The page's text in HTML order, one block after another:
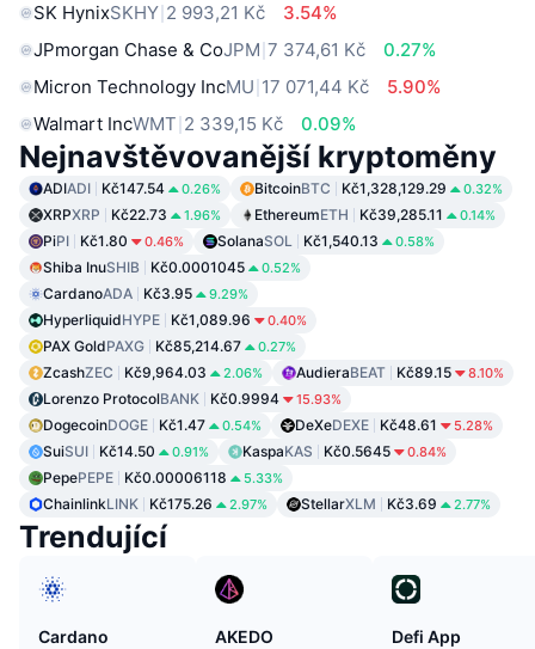
SK HynixSKHY 2 993,21 Kč
3.54%
JPmorgan Chase & CoJPM 7 374,61 Kč
0.27%
Micron Technology IncMU 17 071,44 Kč
5.90%
Walmart IncWMT 2 339,15 Kč 0.09%
Nejnavštěvovanější kryptoměny
ADIADI Kč147.54 0.26% BitcoinBTC Kč1,328,129.29 0.32%
XRPXRP Kč22.73 1.96% EthereumETH Kč39,285.11 0.14%
PiPI Kč1.80 0.46% SolanaSOL Kč1,540.13 0.58%
Shiba InuSHIB Kč0.0001045 0.52%
CardanoADA Kč3.95 9.29%
HyperliquidHYPE Kč1,089.96 0.40%
PAX GoldPAXG Kč85,214.67 0.27%
ZcashZEC Kč9,964.03 2.06% AudieraBEAT Kč89.15 8.10%
Lorenzo ProtocolBANK Kč0.9994 15.93%
DogecoinDOGE Kč1.47 0.54% DeXeDEXE Kč48.61 5.28%
SuiSUI Kč14.50 0.91% KaspaKAS Kč0.5645 0.84%
PepePEPE Kč0.00006118 5.33%
ChainlinkLINK Kč175.26 2.97% StellarXLM Kč3.69 2.77%
Trendující
Cardano
AKEDO
Defi App